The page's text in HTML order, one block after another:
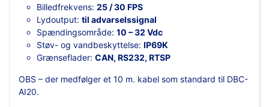
Billedfrekvens: 25 / 30 FPS
Lydoutput: til advarselssignal
Spændingsområde: 10 – 32 Vdc
Støv- og vandbeskyttelse: IP69K
Grænseflader: CAN, RS232, RTSP
OBS – der medfølger et 10 m. kabel som standard til DBC-
AI20.